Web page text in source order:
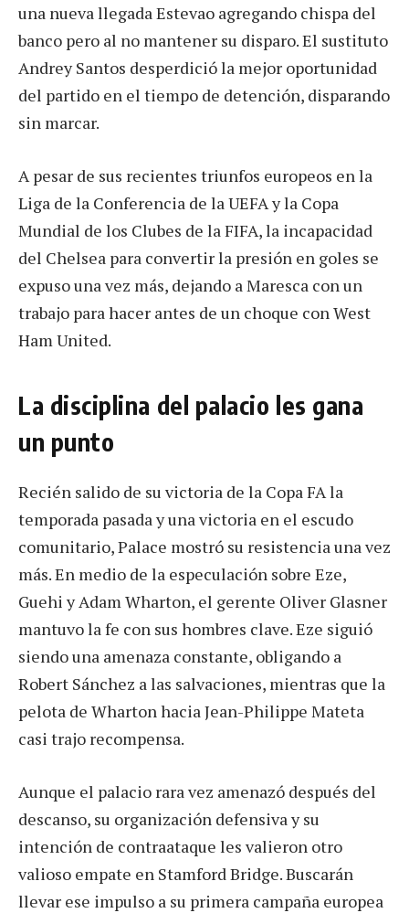
una nueva llegada Estevao agregando chispa del
banco pero al no mantener su disparo. El sustituto
Andrey Santos desperdició la mejor oportunidad
del partido en el tiempo de detención, disparando
sin marcar.
A pesar de sus recientes triunfos europeos en la
Liga de la Conferencia de la UEFA y la Copa
Mundial de los Clubes de la FIFA, la incapacidad
del Chelsea para convertir la presión en goles se
expuso una vez más, dejando a Maresca con un
trabajo para hacer antes de un choque con West
Ham United.
La disciplina del palacio les gana
un punto
Recién salido de su victoria de la Copa FA la
temporada pasada y una victoria en el escudo
comunitario, Palace mostró su resistencia una vez
más. En medio de la especulación sobre Eze,
Guehi y Adam Wharton, el gerente Oliver Glasner
mantuvo la fe con sus hombres clave. Eze siguió
siendo una amenaza constante, obligando a
Robert Sánchez a las salvaciones, mientras que la
pelota de Wharton hacia Jean-Philippe Mateta
casi trajo recompensa.
Aunque el palacio rara vez amenazó después del
descanso, su organización defensiva y su
intención de contraataque les valieron otro
valioso empate en Stamford Bridge. Buscarán
llevar ese impulso a su primera campaña europea